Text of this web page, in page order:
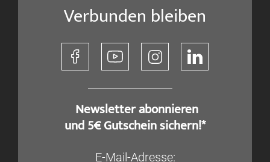
Verbunden bleiben
​ Newsletter abonnieren
und 5€ Gutschein sichern!*
E-Mail-Adresse: